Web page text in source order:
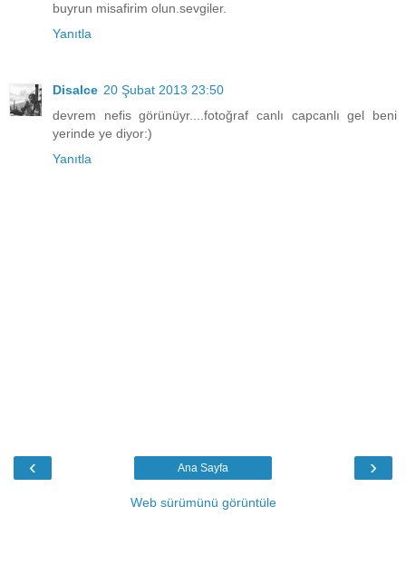
buyrun misafirim olun.sevgiler.
Yanıtla
Disalce 20 Şubat 2013 23:50
devrem nefis görünüyr....fotoğraf canlı capcanlı gel beni
yerinde ye diyor:)
Yanıtla
‹ ›
Ana Sayfa
Web sürümünü görüntüle